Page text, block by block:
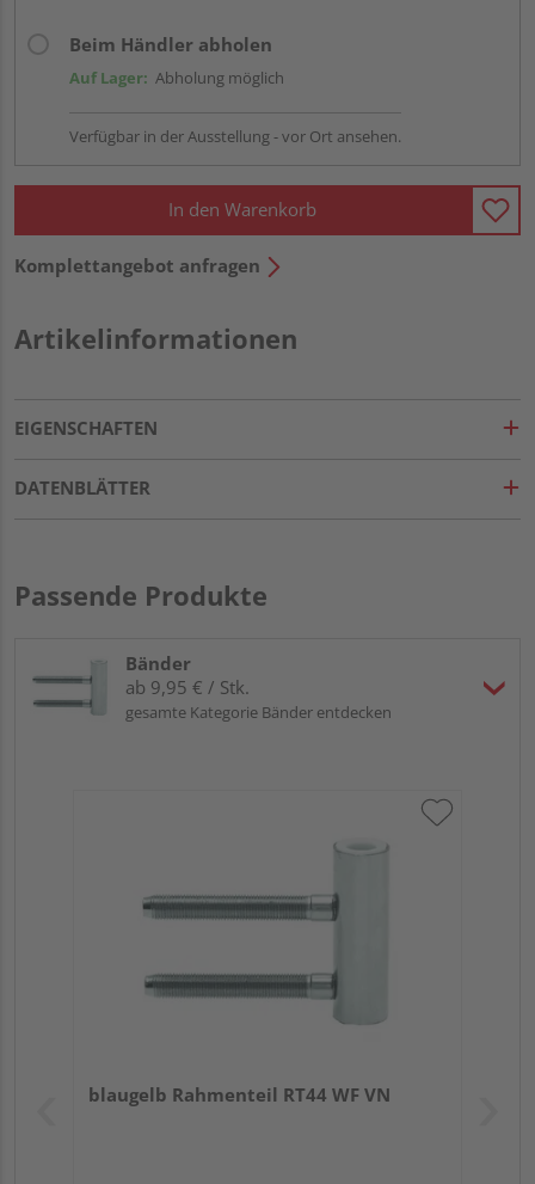
Beim Händler abholen
Auf Lager: Abholung möglich
Verfügbar in der Ausstellung - vor Ort ansehen.
In den Warenkorb
Komplettangebot anfragen
Artikelinformationen
EIGENSCHAFTEN
DATENBLÄTTER
Passende Produkte
Bänder
ab 9,95 € / Stk.
gesamte Kategorie Bänder entdecken
blaugelb Rahmenteil RT44 WF VN